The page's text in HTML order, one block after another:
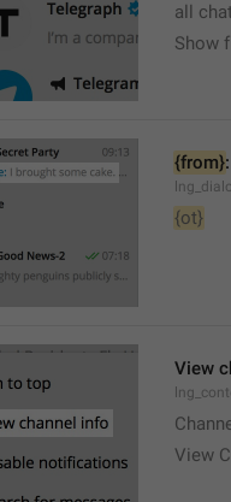
all
Show
{from}:
{ot}
View
View